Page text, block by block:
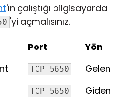
'ın çalıştığı bilgisayarda
'yi açmalısınız.
Port
Yön
TCP 5650
Gelen
TCP 5650 Giden